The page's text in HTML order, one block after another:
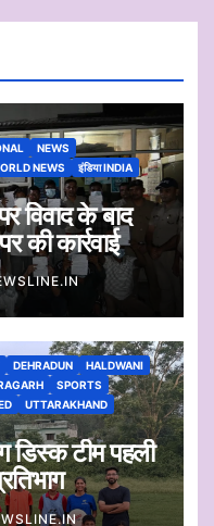
NEWS
NEWS
इंडिया INDIA
विवाद के बाद
की कार्रवाई
DEHRADUN
HALDWANI
SPORTS
UTTARAKHAND
डिस्क टीम पहली